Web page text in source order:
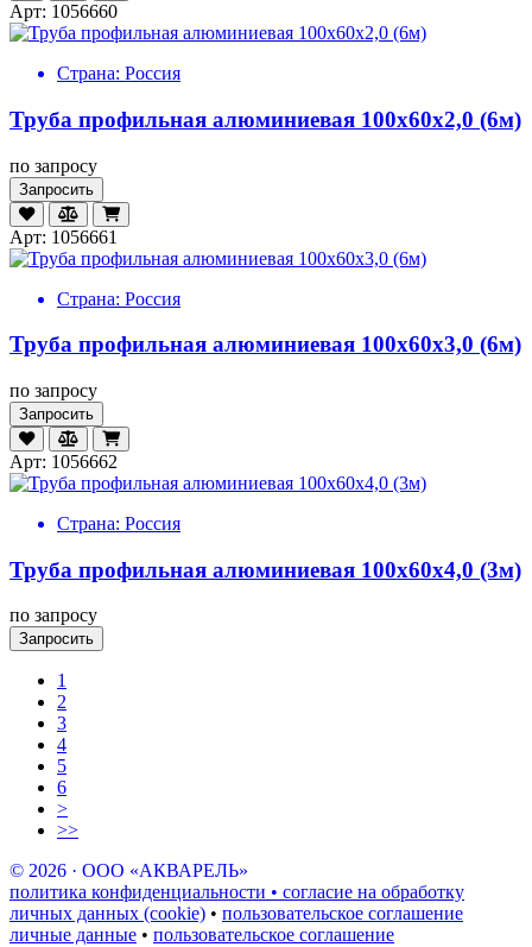
Арт: 1056660
Страна: Россия
Труба профильная алюминиевая 100х60х2,0 (6м)
по запросу
Запросить
Арт: 1056661
Страна: Россия
Труба профильная алюминиевая 100х60х3,0 (6м)
по запросу
Запросить
Арт: 1056662
Страна: Россия
Труба профильная алюминиевая 100х60х4,0 (3м)
по запросу
Запросить
1
2
3
4
5
6
>
>>
© 2026 · ООО «АКВАРЕЛЬ»
политика конфиденциальности • согласие на обработку
личных данных (cookie) • пользовательское соглашение
личные данные • пользовательское соглашение